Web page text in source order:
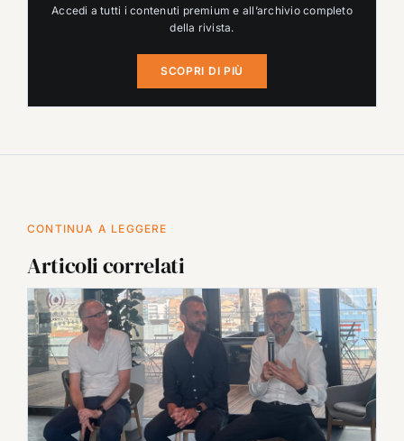
Accedi a tutti i contenuti premium e all’archivio completo
della rivista.
SCOPRI DI PIÙ
CONTINUA A LEGGERE
Articoli correlati